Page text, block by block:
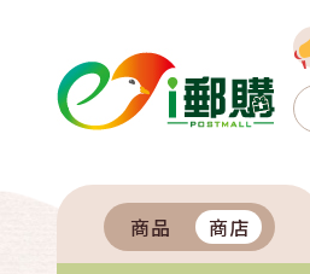
商品 商店